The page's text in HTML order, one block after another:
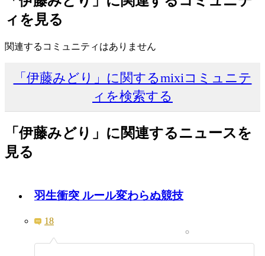
ィを見る
関連するコミュニティはありません
「伊藤みどり」に関するmixiコミュニテ
ィを検索する
「伊藤みどり」に関連するニュースを
見る
羽生衝突 ルール変わらぬ競技
18